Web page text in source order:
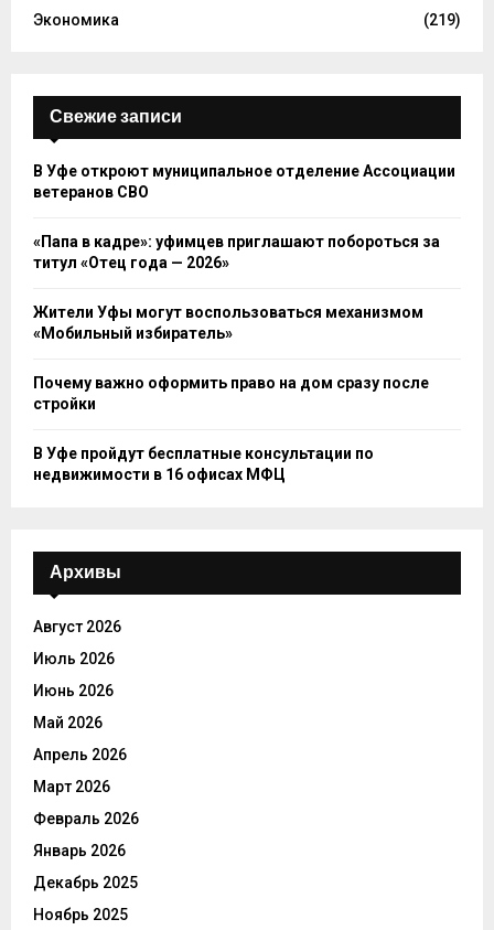
Экономика
(219)
Свежие записи
В Уфе откроют муниципальное отделение Ассоциации
ветеранов СВО
«Папа в кадре»: уфимцев приглашают побороться за
титул «Отец года — 2026»
Жители Уфы могут воспользоваться механизмом
«Мобильный избиратель»
Почему важно оформить право на дом сразу после
стройки
В Уфе пройдут бесплатные консультации по
недвижимости в 16 офисах МФЦ
Архивы
Август 2026
Июль 2026
Июнь 2026
Май 2026
Апрель 2026
Март 2026
Февраль 2026
Январь 2026
Декабрь 2025
Ноябрь 2025